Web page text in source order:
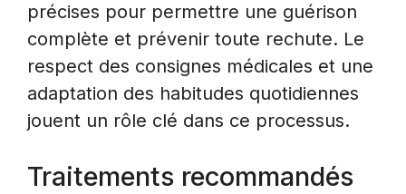
précises pour permettre une guérison
complète et prévenir toute rechute. Le
respect des consignes médicales et une
adaptation des habitudes quotidiennes
jouent un rôle clé dans ce processus.
Traitements recommandés